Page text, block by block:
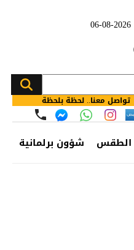
تواصل معنا.. لحظة بلحظة
الطقس شؤون برلمانية